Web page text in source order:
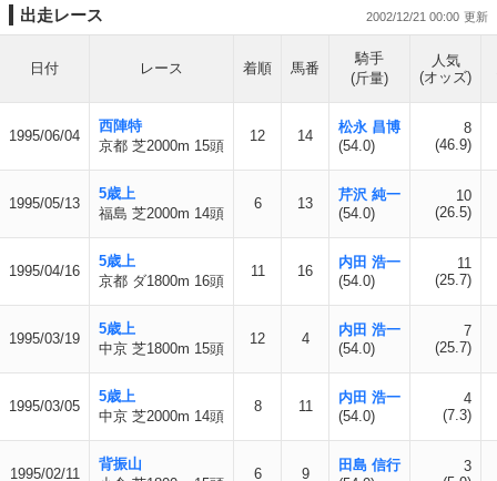
出走レース 2002/12/21 00:00
日付 レース 着順 馬番
騎手
(斤量)
人気
(オッズ)
1995/06/04
西陣特
京都 芝2000m 15頭
12 14
松永 昌博
(54.0)
8
(46.9)
1995/05/13
5歳上
福島 芝2000m 14頭
6 13
芹沢 純一
(54.0)
10
(26.5)
1995/04/16
5歳上
京都 ダ1800m 16頭
11 16
内田 浩一
(54.0)
11
(25.7)
1995/03/19
5歳上
中京 芝1800m 15頭
12 4
内田 浩一
(54.0)
7
(25.7)
1995/03/05
5歳上
中京 芝2000m 14頭
8 11
内田 浩一
(54.0)
4
(7.3)
1995/02/11
背振山
6 9
田島 信行
3